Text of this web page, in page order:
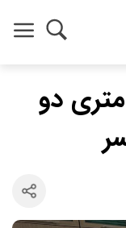
فروش آپارتمان ۸۵ متری دو